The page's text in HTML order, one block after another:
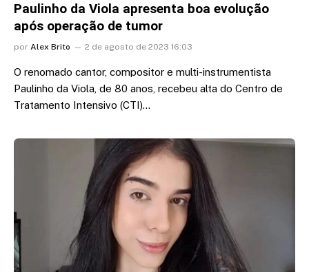
Paulinho da Viola apresenta boa evolução
após operação de tumor
por Alex Brito 2 de agosto de 2023 16:03
O renomado cantor, compositor e multi-instrumentista
Paulinho da Viola, de 80 anos, recebeu alta do Centro de
Tratamento Intensivo (CTI)…